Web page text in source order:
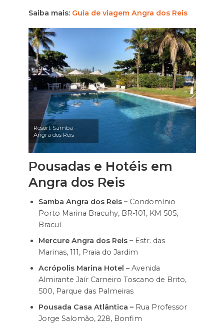
Saiba mais: Guia de viagem Angra dos Reis
Resort Samba –
Angra dos Reis
Pousadas e Hotéis em
Angra dos Reis
Samba Angra dos Reis – Condomínio
Porto Marina Bracuhy, BR-101, KM 505,
Bracuí
Mercure Angra dos Reis – Estr. das
Marinas, 111, Praia do Jardim
Acrópolis Marina Hotel – Avenida
Almirante Jaír Carneiro Toscano de Brito,
500, Parque das Palmeiras
Pousada Casa Atlântica – Rua Professor
Jorge Salomão, 228, Bonfim